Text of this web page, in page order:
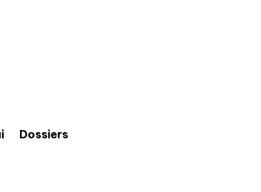
Dossiers